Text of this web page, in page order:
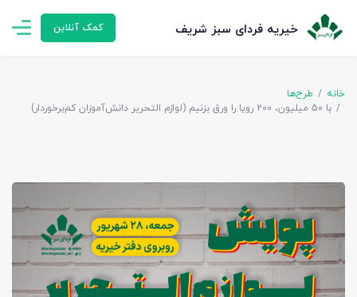
خیریه فردای سبز شریف کمک آنلاین
خانه
طرح‌ها
با 50 میلیون، 200 رویا را ورق بزنیم (لوازم التحریر دانش‌آموزان کم‌برخوردار)